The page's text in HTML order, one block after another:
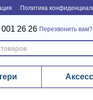
Политика
001 26 26 Перезвонить вам?